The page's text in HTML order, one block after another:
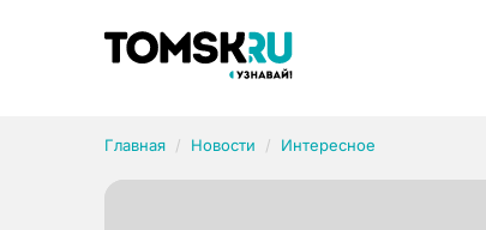
Главная Новости Интересное
Рубрики